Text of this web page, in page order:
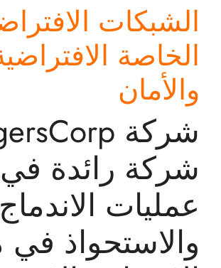
الشبكات
الخاصة
والأمان
شركة رائدة في
عمليات الاندماج
والاستحواذ